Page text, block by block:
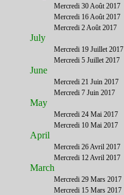
Mercredi 30 Août 2017
Mercredi 16 Août 2017
Mercredi 2 Août 2017
July
Mercredi 19 Juillet 2017
Mercredi 5 Juillet 2017
June
Mercredi 21 Juin 2017
Mercredi 7 Juin 2017
May
Mercredi 24 Mai 2017
Mercredi 10 Mai 2017
April
Mercredi 26 Avril 2017
Mercredi 12 Avril 2017
March
Mercredi 29 Mars 2017
Mercredi 15 Mars 2017